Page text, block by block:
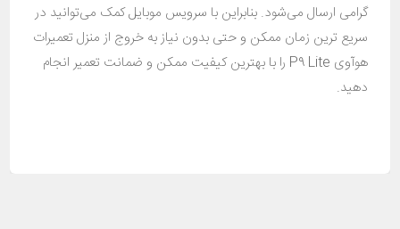
گرامی ارسال می‌شود. بنابراین با سرویس موبایل کمک می‌توانید در
سریع ترین زمان ممکن و حتی بدون نیاز به خروج از منزل تعمیرات
هوآوی P9 Lite را با بهترین کیفیت ممکن و ضمانت تعمیر انجام
دهید.